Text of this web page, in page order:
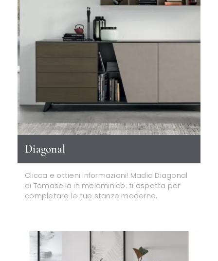
Diagonal
Clicca e ottieni informazioni! Madia Diagonal
di Tomasella in melaminico: ti aspetta per
completare le tue stanze moderne.